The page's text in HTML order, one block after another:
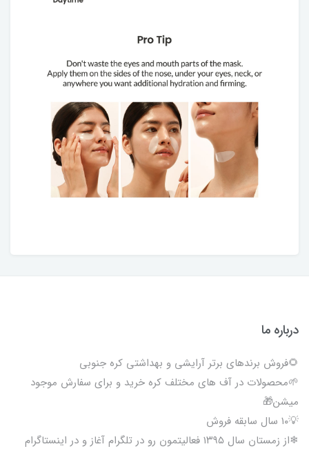
درباره ما
🌻فروش برندهای برتر آرایشی و بهداشتی کره جنوبی
🌱محصولات در آف های مختلف کره خرید و برای سفارش موجود
میشن🎁
💡۱۰ سال سابقه فروش
❄از زمستان سال ۱۳۹۵ فعالیتمون رو در تلگرام آغاز و در اینستاگرام